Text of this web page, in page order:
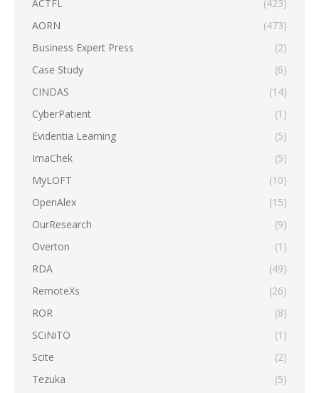
ACTFL
(423)
AORN
(473)
Business Expert Press
(2)
Case Study
(6)
CINDAS
(14)
CyberPatient
(1)
Evidentia Learning
(5)
ImaChek
(5)
MyLOFT
(10)
OpenAlex
(15)
OurResearch
(9)
Overton
(1)
RDA
(49)
RemoteXs
(26)
ROR
(8)
SCiNiTO
(1)
Scite
(2)
Tezuka
(5)